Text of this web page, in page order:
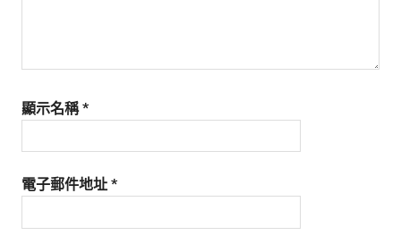
顯示名稱*
電子郵件地址 *